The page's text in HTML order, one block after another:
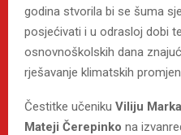
godina stvorila bi se šuma
posjećivati i u odrasloj dobi
osnovnoškolskih dana
rješavanje klimatskih
Čestitke učeniku Viliju
Mateji Čerepinko na